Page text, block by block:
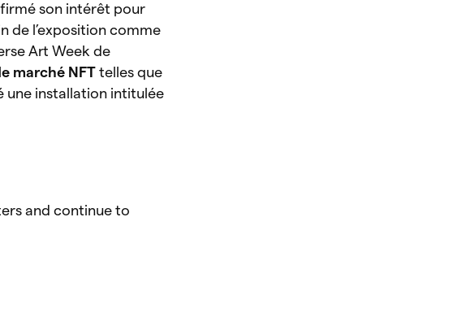
son intérêt pour
de l’exposition comme
Art Week de
marché NFTtelles que
une installation intitulée
and continue to